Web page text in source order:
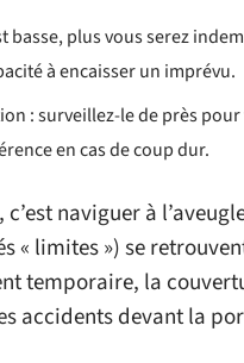
basse, plus vous serez
à encaisser un imprévu.
: surveillez-le de près
en cas de coup dur.
naviguer à
« limites ») se
temporaire, la
accidents devant la